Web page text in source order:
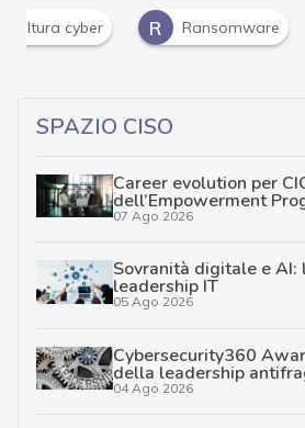
Cultura cyber R Ransomware
SPAZIO CISO
Career evolution per
dell’Empowerment
07 Ago 2026
Sovranità digitale e AI:
leadership IT
05 Ago 2026
Cybersecurity360
della leadership
04 Ago 2026